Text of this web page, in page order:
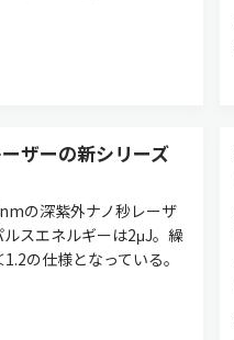
ザーの新シリーズ
の深紫外ナノ秒レーザ
スエネルギーは2μJ。繰
の仕様となっている。